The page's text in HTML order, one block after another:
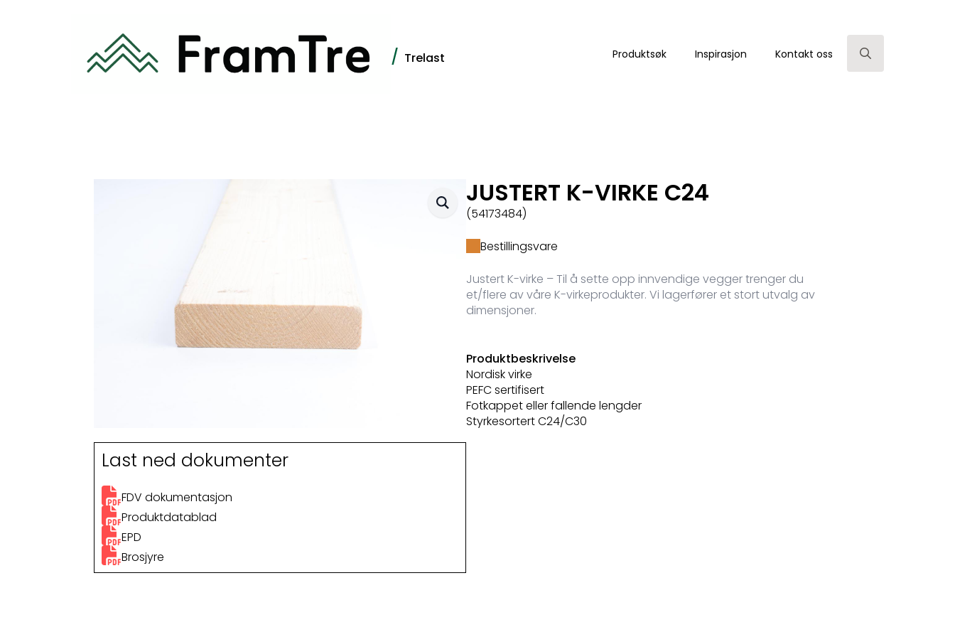
/ Trelast Produktsøk Inspirasjon Kontakt oss
Last ned dokumenter
FDV dokumentasjon
Produktdatablad
EPD
Brosjyre
JUSTERT K-VIRKE C24
(54173484)
Bestillingsvare
Justert K-virke – Til å sette opp innvendige vegger trenger du
et/flere av våre K-virkeprodukter. Vi lagerfører et stort utvalg av
dimensjoner.
Produktbeskrivelse
Nordisk virke
PEFC sertifisert
Fotkappet eller fallende lengder
Styrkesortert C24/C30